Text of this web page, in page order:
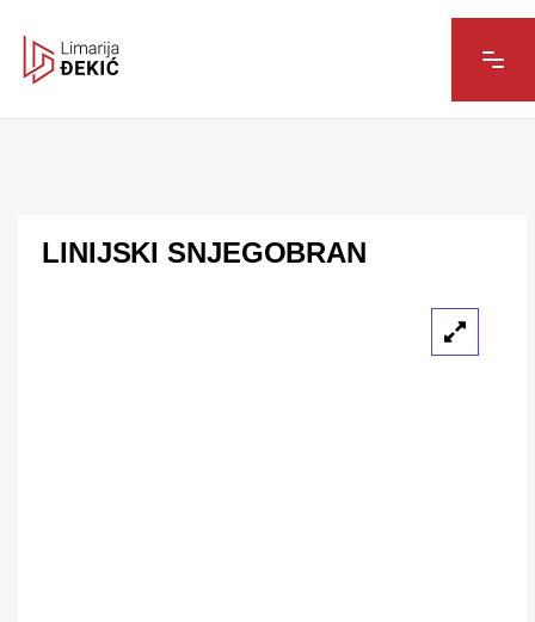
LINIJSKI SNJEGOBRAN